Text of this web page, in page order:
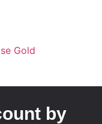
Gold
by